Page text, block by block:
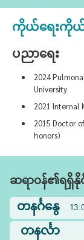
ကိုယ်ရေးကိုယ်
ပညာရေး
2024
University
2021 Internal
2015 Doctor
honors)
ဆရာဝန်၏ရရှိနို
တနင်္ဂနွေ
တနင်္လာ